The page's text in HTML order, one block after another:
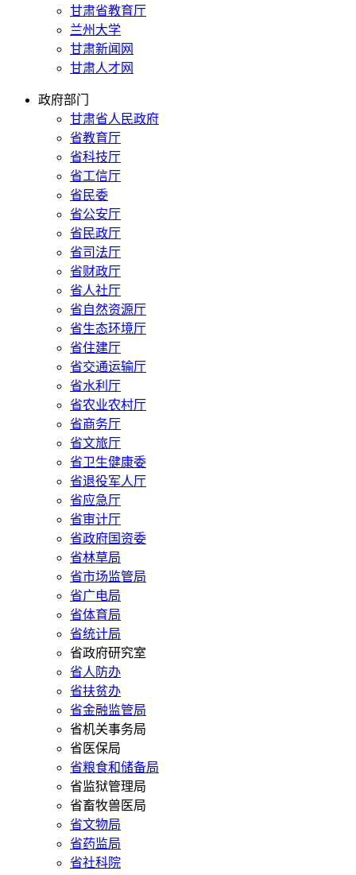
甘肃省教育厅
兰州大学
甘肃新闻网
甘肃人才网
政府部门
甘肃省人民政府
省教育厅
省科技厅
省工信厅
省民委
省公安厅
省民政厅
省司法厅
省财政厅
省人社厅
省自然资源厅
省生态环境厅
省住建厅
省交通运输厅
省水利厅
省农业农村厅
省商务厅
省文旅厅
省卫生健康委
省退役军人厅
省应急厅
省审计厅
省政府国资委
省林草局
省市场监管局
省广电局
省体育局
省统计局
省政府研究室
省人防办
省扶贫办
省金融监管局
省机关事务局
省医保局
省粮食和储备局
省监狱管理局
省畜牧兽医局
省文物局
省药监局
省社科院